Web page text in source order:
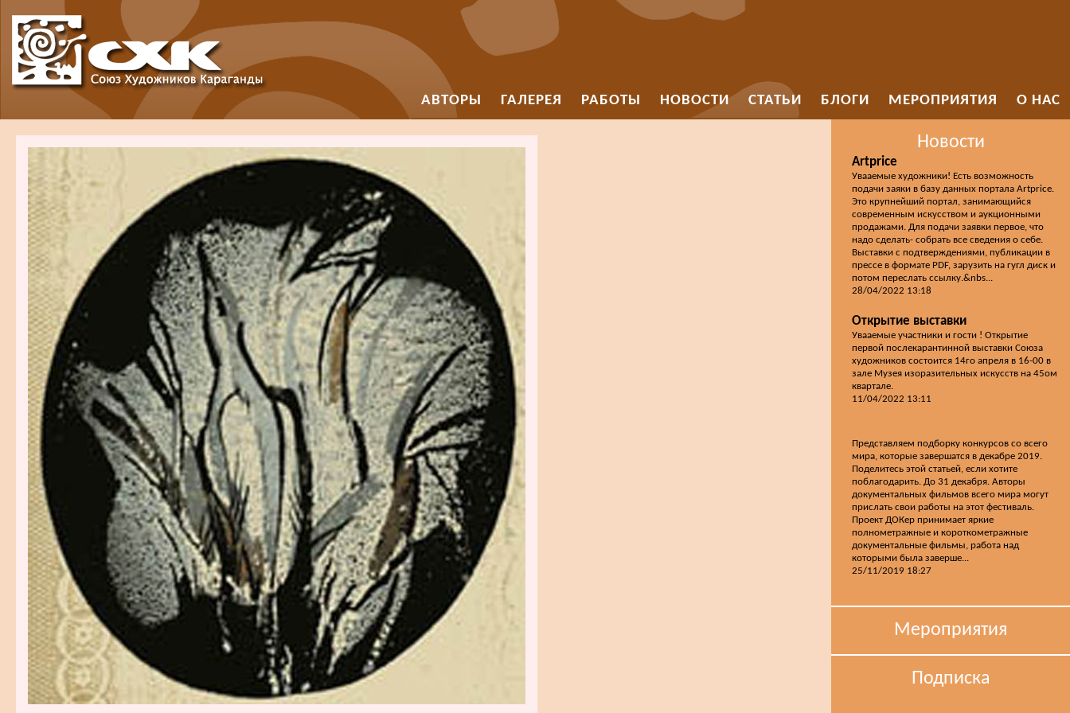
АВТОРЫ ГАЛЕРЕЯ РАБОТЫ НОВОСТИ СТАТЬИ БЛОГИ МЕРОПРИЯТИЯ О НАС
Новости
Artprice
Увааемые художники! Есть возможность
подачи заяки в базу данных портала Artprice.
Это крупнейший портал, занимающийся
современным искусством и аукционными
продажами. Для подачи заявки первое, что
надо сделать- собрать все сведения о себе.
Выставки с подтверждениями, публикации в
прессе в формате PDF, зарузить на гугл диск и
потом переслать ссылку.&nbs...
28/04/2022 13:18
Открытие выставки
Увааемые участники и гости ! Открытие
первой послекарантинной выставки Союза
художников состоится 14го апреля в 16-00 в
зале Музея изоразительных искусств на 45ом
квартале.
11/04/2022 13:11
Представляем подборку конкурсов со всего
мира, которые завершатся в декабре 2019.
Поделитесь этой статьей, если хотите
поблагодарить. До 31 декабря. Авторы
документальных фильмов всего мира могут
прислать свои работы на этот фестиваль.
Проект ДОКер принимает яркие
полнометражные и короткометражные
документальные фильмы, работа над
которыми была заверше...
25/11/2019 18:27
Мероприятия
Подписка